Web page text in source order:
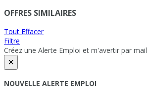
OFFRES SIMILAIRES
Tout Effacer
Filtre
Créez une Alerte Emploi et m'avertir par mail
×
NOUVELLE ALERTE EMPLOI